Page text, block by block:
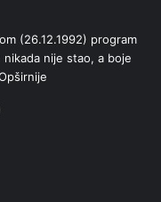
(26.12.1992) program
nije stao, a boje